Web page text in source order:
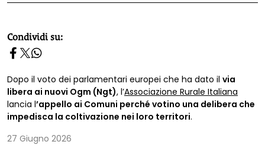
homepage h2
Condividi su:
Dopo il voto dei parlamentari europei che ha dato il via
libera ai nuovi Ogm (Ngt), l’Associazione Rurale Italiana
lancia l’appello ai Comuni perché votino una delibera che
impedisca la coltivazione nei loro territori.
27 Giugno 2026